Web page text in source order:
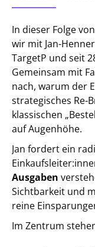
In dieser Folge von
wir mit Jan-
TargetP und seit
Gemeinsam mit
nach, warum der
strategisches Re-
klassischen
auf Augenhöhe.
Jan fordert ein
Ausgaben
Sichtbarkeit und
reine
Im Zentrum